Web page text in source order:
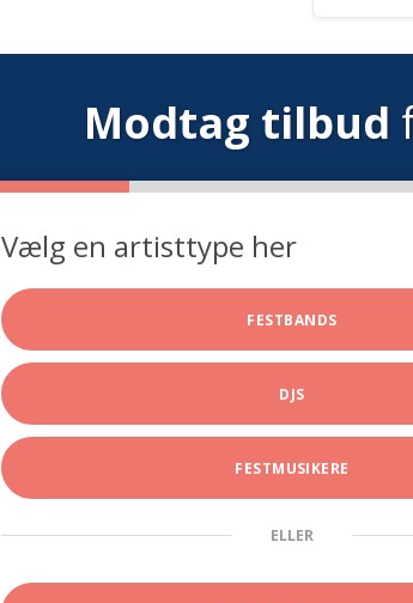
Modtag tilbud
Vælg en artisttype her
FESTBANDS
DJS
FESTMUSIKERE
ELLER